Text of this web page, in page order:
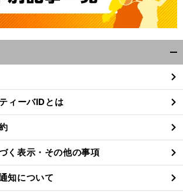
前
へ
閉
る
ィーバIDとは
く表示・その他の事項
知について